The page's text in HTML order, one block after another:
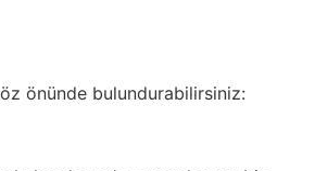
önünde bulundurabilirsiniz: